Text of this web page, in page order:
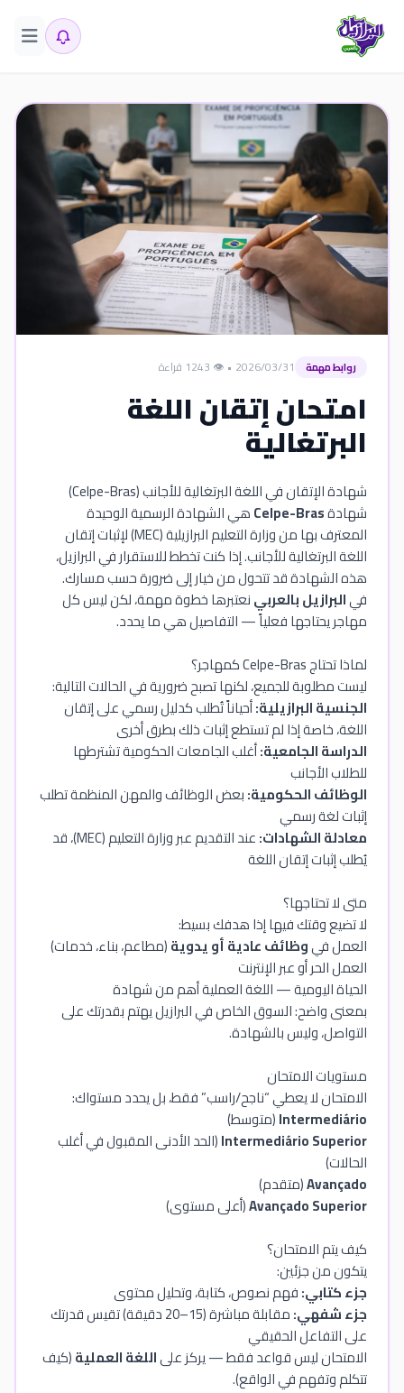
روابط مهمة 2026/03/31
• 👁️ 1243 قراءة
امتحان إتقان اللغة
البرتغالية
شهادة الإتقان في اللغة البرتغالية للأجانب (Celpe-Bras)
شهادةCelpe-Brasهي الشهادة الرسمية الوحيدة
المعترف بها من وزارة التعليم البرازيلية (MEC) لإثبات إتقان
اللغة البرتغالية للأجانب. إذا كنت تخطط للاستقرار في البرازيل،
هذه الشهادة قد تتحول من خيار إلى ضرورة حسب مسارك.
فيالبرازيل بالعربينعتبرها خطوة مهمة، لكن ليس كل
مهاجر يحتاجها فعلياً — التفاصيل هي ما يحدد.
لماذا تحتاج Celpe-Bras كمهاجر؟
ليست مطلوبة للجميع، لكنها تصبح ضرورية في الحالات التالية:
الجنسية البرازيلية:أحياناً تُطلب كدليل رسمي على إتقان
اللغة، خاصة إذا لم تستطع إثبات ذلك بطرق أخرى
الدراسة الجامعية:أغلب الجامعات الحكومية تشترطها
للطلاب الأجانب
الوظائف الحكومية:بعض الوظائف والمهن المنظمة تطلب
إثبات لغة رسمي
معادلة الشهادات:
عند التقديم عبر وزارة التعليم (MEC)، قد
يُطلب إثبات إتقان اللغة
متى لا تحتاجها؟
لا تضيع وقتك فيها إذا هدفك بسيط:
العمل فيوظائف عادية أو يدوية(مطاعم، بناء، خدمات)
العمل الحر أو عبر الإنترنت
الحياة اليومية — اللغة العملية أهم من شهادة
بمعنى واضح: السوق الخاص في البرازيل يهتم بقدرتك على
التواصل، وليس بالشهادة.
مستويات الامتحان
الامتحان لا يعطي “ناجح/راسب” فقط، بل يحدد مستواك:
Intermediário(متوسط)
Intermediário Superior(الحد الأدنى المقبول في أغلب
الحالات)
Avançado(متقدم)
Avançado Superior(أعلى مستوى)
كيف يتم الامتحان؟
يتكون من جزئين:
جزء كتابي:فهم نصوص، كتابة، وتحليل محتوى
جزء شفهي:
مقابلة مباشرة (15–20 دقيقة) تقيس قدرتك
على التفاعل الحقيقي
الامتحان ليس قواعد فقط — يركز علىاللغة العملية(كيف
تتكلم وتفهم في الواقع).